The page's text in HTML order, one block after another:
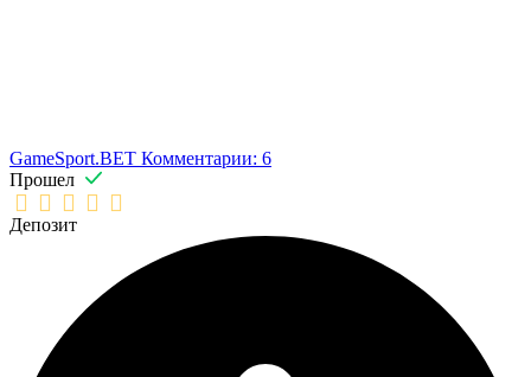
GameSport.BET Комментарии: 6
Прошел
Депозит